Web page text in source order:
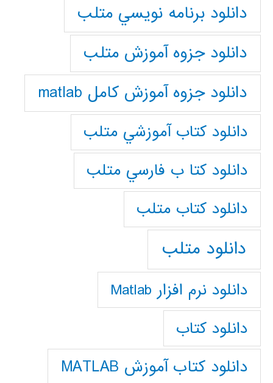
دانلود برنامه نويسي متلب
دانلود جزوه آموزش متلب
دانلود جزوه آموزش کامل matlab
دانلود كتاب آموزشي متلب
دانلود كتا ب فارسي متلب
دانلود كتاب متلب
دانلود متلب
دانلود نرم افزار Matlab
دانلود کتاب
دانلود کتاب آموزش MATLAB